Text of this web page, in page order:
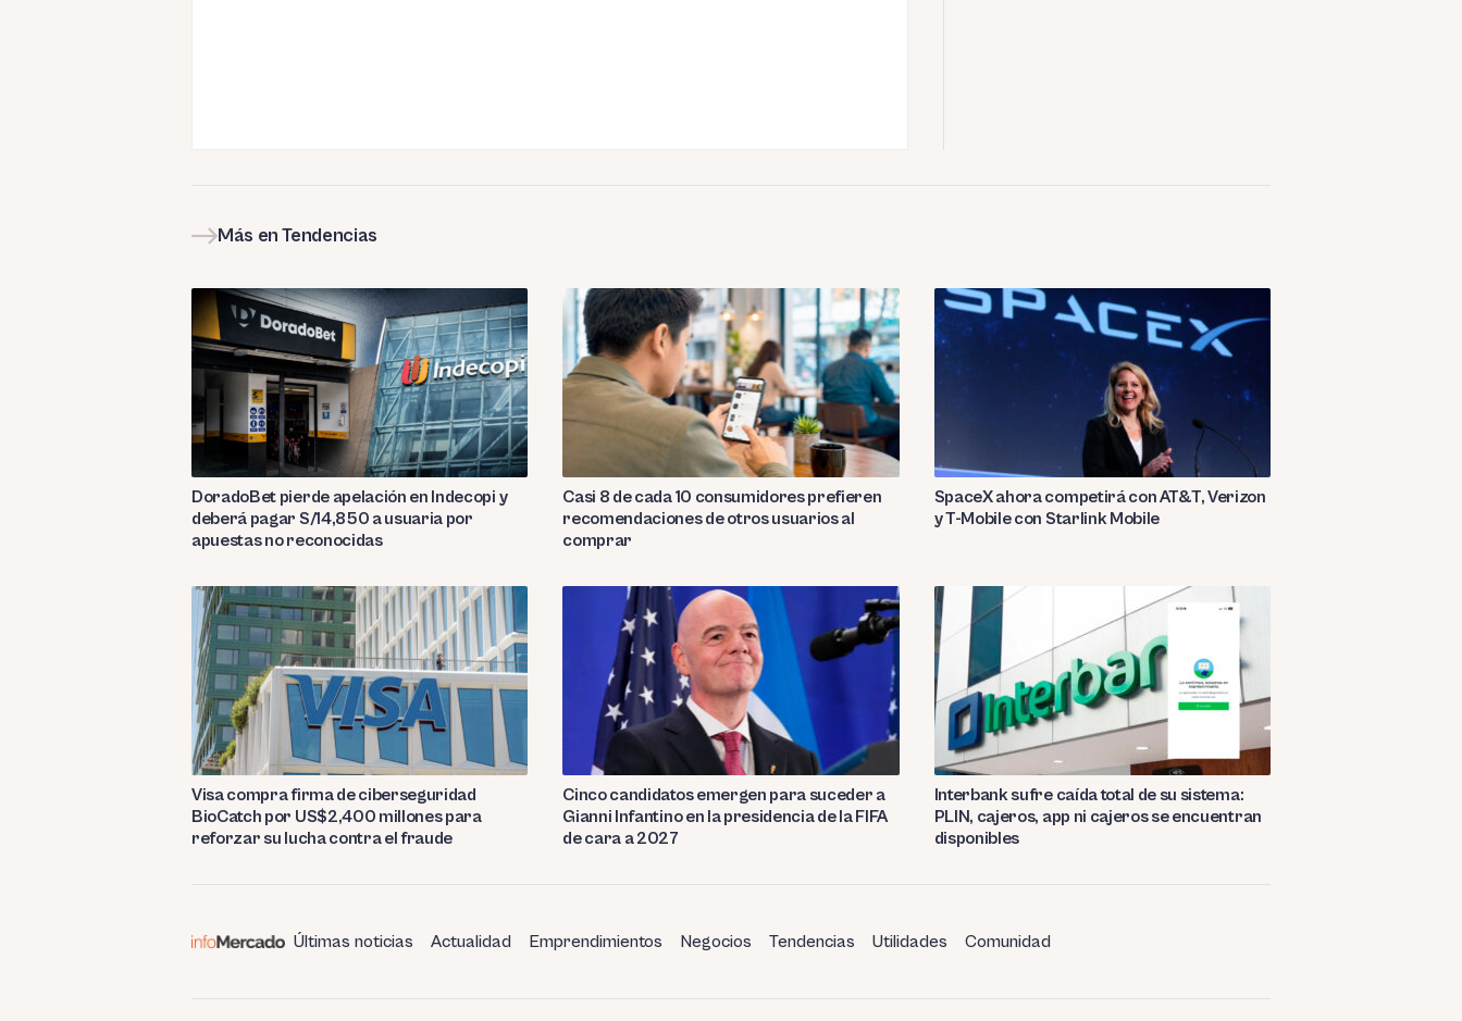
Más en Tendencias
DoradoBet pierde apelación en Indecopi y
deberá pagar S/14,850 a usuaria por
apuestas no reconocidas
Casi 8 de cada 10 consumidores prefieren
recomendaciones de otros usuarios al
comprar
SpaceX ahora competirá con AT&T, Verizon
y T-Mobile con Starlink Mobile
Visa compra firma de ciberseguridad
BioCatch por US$2,400 millones para
reforzar su lucha contra el fraude
Cinco candidatos emergen para suceder a
Gianni Infantino en la presidencia de la FIFA
de cara a 2027
Interbank sufre caída total de su sistema:
PLIN, cajeros, app ni cajeros se encuentran
disponibles
Últimas noticias Actualidad Emprendimientos Negocios Tendencias Utilidades Comunidad